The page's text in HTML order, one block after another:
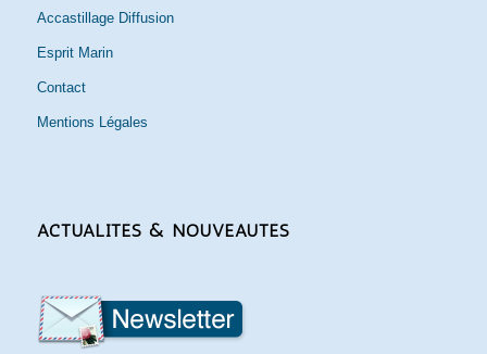
Accastillage Diffusion
Esprit Marin
Contact
Mentions Légales
ACTUALITÉS & NOUVEAUTÉS